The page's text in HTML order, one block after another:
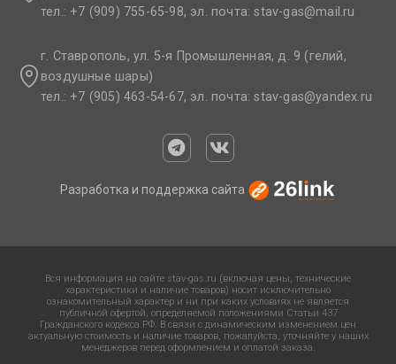
тел.: +7 (909) 755-65-98, эл. почта: stav-gas@mail.ru​
г. Ставрополь, ул. 5-я Промышленная, д. 9 (гелий,
воздушные шары)
тел.: +7 (905) 463-54-67, эл. почта: stav-gas@yandex.ru​
Разработка и поддержка сайта
Вся информация на сайте stav-gas.ru (включая цены, технические
характеристики и наличие товаров) носит исключительно
ознакомительный характер и ни при каких условиях не является
публичной офертой, определяемой положениями Статьи 437
Гражданского кодекса РФ. В связи с динамическим изменением цен
актуальную стоимость и наличие товаров, пожалуйста, уточняйте у наших
менеджеров перед оформлением и оплатой заказа.